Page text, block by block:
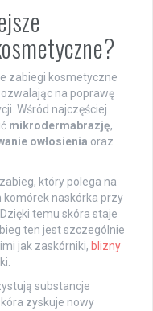
zabiegi kosmetyczne
na poprawę
Wśród najczęściej
mikrodermabrazję,
owłosienia oraz
który polega na
naskórka przy
temu skóra staje
ten jest szczególnie
jak zaskórniki, blizny
substancje
zyskuje nowy